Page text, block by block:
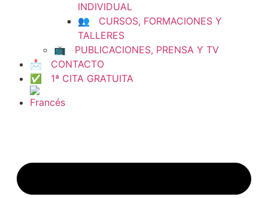
INDIVIDUAL
👥 CURSOS, FORMACIONES Y
TALLERES
📺 PUBLICACIONES, PRENSA Y TV
📩 CONTACTO
✅ 1ª CITA GRATUITA